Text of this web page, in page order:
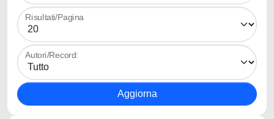
Risultati/Pagina
Autori/Record: